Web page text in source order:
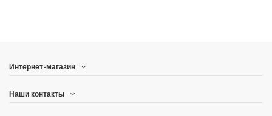
Интернет-магазин
Наши контакты